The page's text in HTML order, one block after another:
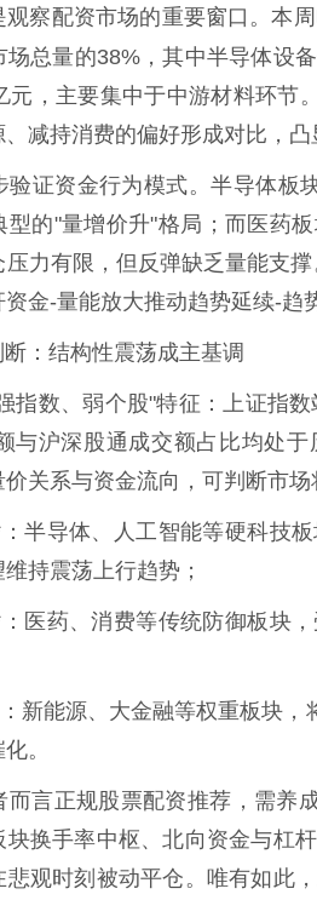
察配资市场的重要窗口。本
场总量的38%，其中半导体设
元，主要集中于中游材料环节
减持消费的偏好形成对比，
验证资金行为模式。半导体板
型的"量增价升"格局；而医药
力有限，但反弹缺乏量能支
金-量能放大推动趋势延续-趋
：结构性震荡成主基调
指数、弱个股"特征：上证指
与沪深股通成交额占比均处
关系与资金流向，可判断市场
半导体、人工智能等硬科技
持震荡上行趋势；
医药、消费等传统防御板块
新能源、大金融等权重板块
。
而言正规股票配资推荐，需养
块换手率中枢、北向资金与杠
悲观时刻被动平仓。唯有如此